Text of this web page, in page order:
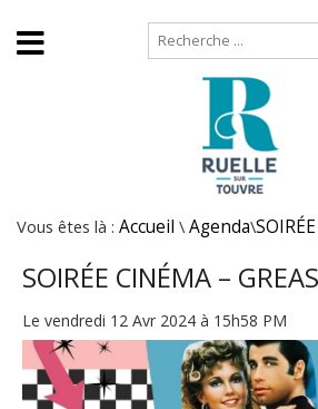
Vous êtes là : Accueil \ Agenda\
SOIRÉE CINÉMA –
Le vendredi 12 Avr 2024 à 15h58 PM